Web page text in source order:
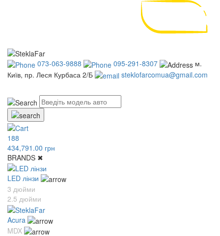
073-063-9888 095-291-8307
м.
Київ, пр. Леся Курбаса 2/Б
steklofarcomua@gmail.com
188
434,791.00 грн
BRANDS ✖
LED лінзи
3 дюйми
2.5 дюйми
Acura
MDX